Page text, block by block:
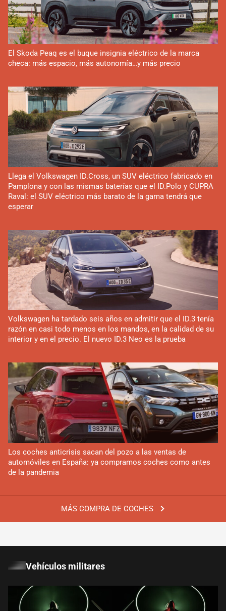
MÁS COMPRA DE COCHES
El Skoda Peaq es el buque insignia eléctrico de la marca
checa: más espacio, más autonomía…y más precio
Llega el Volkswagen ID.Cross, un SUV eléctrico fabricado en
Pamplona y con las mismas baterías que el ID.Polo y CUPRA
Raval: el SUV eléctrico más barato de la gama tendrá que
esperar
Volkswagen ha tardado seis años en admitir que el ID.3 tenía
razón en casi todo menos en los mandos, en la calidad de su
interior y en el precio. El nuevo ID.3 Neo es la prueba
Los coches anticrisis sacan del pozo a las ventas de
automóviles en España: ya compramos coches como antes
de la pandemia
Vehículos militares